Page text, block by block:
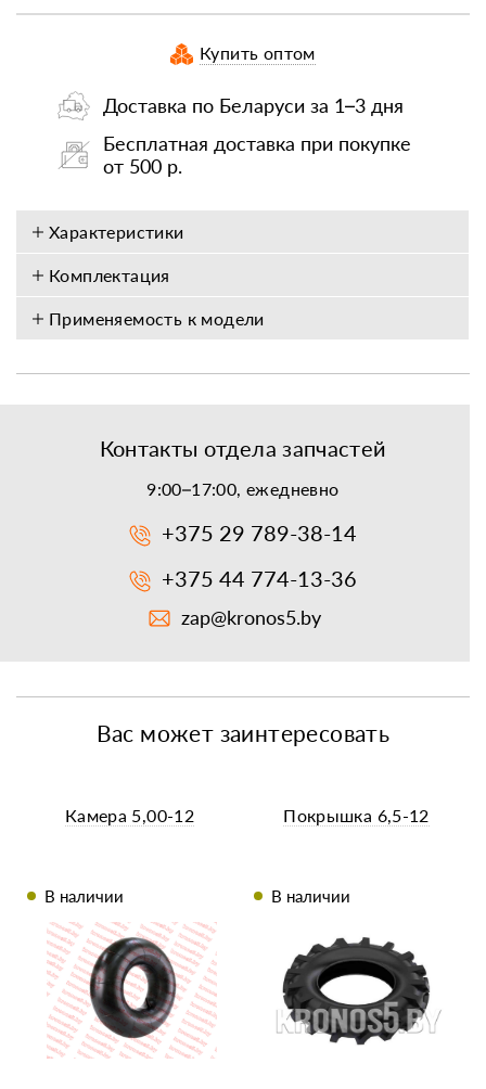
Купить оптом
Доставка по Беларуси за 1–3 дня
Бесплатная доставка при покупке
от 500 р.
Характеристики
Комплектация
Применяемость к модели
Контакты отдела запчастей
9:00–17:00, ежедневно
+375 29 789-38-14
+375 44 774-13-36
zap@kronos5.by
Вас может заинтересовать
Камера 5,00-12
В наличии
Покрышка 6,5-12
В наличии